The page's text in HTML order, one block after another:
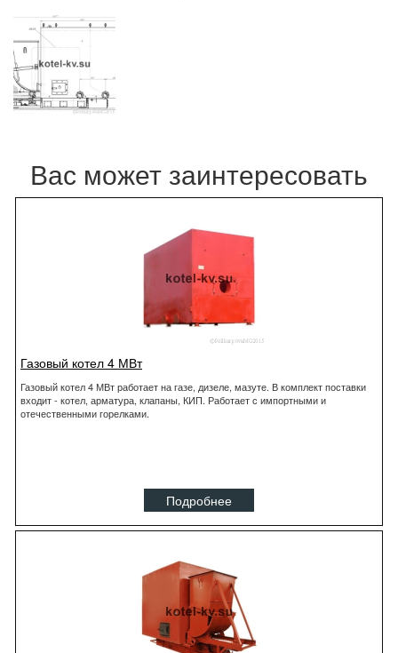
Вас может заинтересовать
Газовый котел 4 МВт
Газовый котел 4 МВт работает на газе, дизеле, мазуте. В комплект поставки
входит - котел, арматура, клапаны, КИП. Работает с импортными и
отечественными горелками.
Подробнее